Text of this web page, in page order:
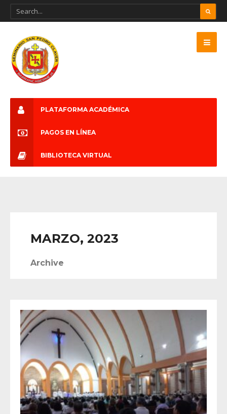
PLATAFORMA ACADÉMICA
PAGOS EN LÍNEA
BIBLIOTECA VIRTUAL
MARZO, 2023
Archive